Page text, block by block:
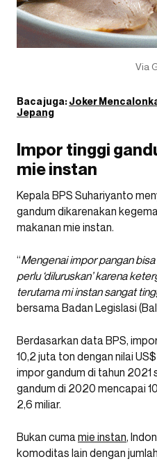
Via
Baca juga:Joker
Jepang
Impor tinggi
mie instan
Kepala BPS Suhariyanto
gandum dikarenakan
makanan mie instan.
“Mengenai impor pangan
perlu ‘diluruskan’ karena
terutama mi instan sangat
bersama Badan Legislasi
Berdasarkan data BPS,
10,2 juta ton dengan nilai
impor gandum di tahun 2021
gandum di 2020 mencapai
2,6 miliar.
Bukan cuma mie instan,
komoditas lain dengan